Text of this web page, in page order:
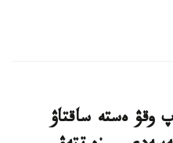
وقۋ ەستە ساقتاۋ